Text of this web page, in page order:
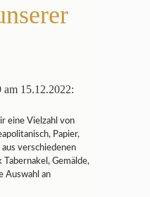
15.12.2022:
eine Vielzahl von
Papier,
verschiedenen
Tabernakel, Gemälde,
Auswahl an